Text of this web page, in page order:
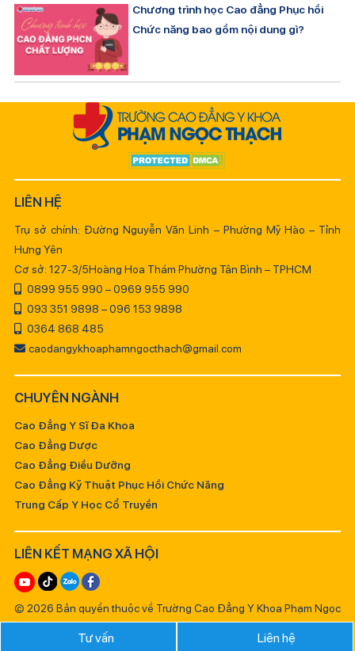
Chương trình học Cao đẳng Phục hồi
Chức năng bao gồm nội dung gì?
LIÊN HỆ
Trụ sở chính: Đường Nguyễn Văn Linh – Phường Mỹ Hào – Tỉnh
Hưng Yên
Cơ sở: 127-3/5Hoàng Hoa Thám Phường Tân Bình – TPHCM
0899 955 990 – 0969 955 990
093 351 9898 – 096 153 9898
0364 868 485
caodangykhoaphamngocthach@gmail.com
CHUYÊN NGÀNH
Cao Đẳng Y Sĩ Đa Khoa
Cao Đẳng Dược
Cao Đẳng Điều Dưỡng
Cao Đẳng Kỹ Thuật Phục Hồi Chức Năng
Trung Cấp Y Học Cổ Truyền
LIÊN KẾT MẠNG XÃ HỘI
© 2026 Bản quyền thuộc về Trường Cao Đẳng Y Khoa Phạm Ngọc
Tư vấn Liên hệ